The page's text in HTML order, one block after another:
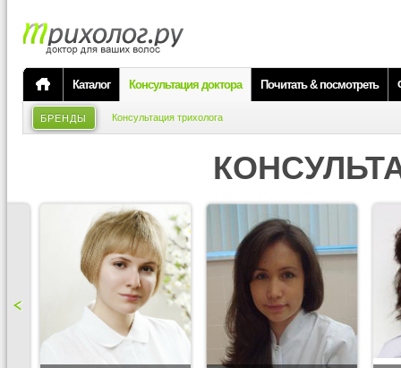
Каталог Консультация доктора Почитать & посмотреть
БРЕНДЫ Консультация трихолога